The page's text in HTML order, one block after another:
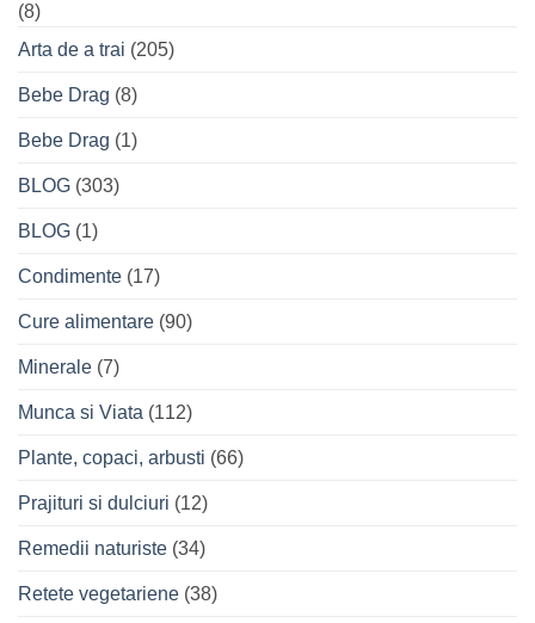
(8)
Arta de a trai (205)
Bebe Drag (8)
Bebe Drag (1)
BLOG (303)
BLOG (1)
Condimente (17)
Cure alimentare (90)
Minerale (7)
Munca si Viata (112)
Plante, copaci, arbusti (66)
Prajituri si dulciuri (12)
Remedii naturiste (34)
Retete vegetariene (38)